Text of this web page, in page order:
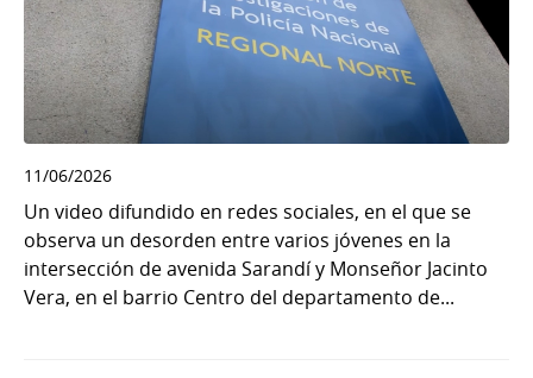
11/06/2026
Un video difundido en redes sociales, en el que se
observa un desorden entre varios jóvenes en la
intersección de avenida Sarandí y Monseñor Jacinto
Vera, en el barrio Centro del departamento de...